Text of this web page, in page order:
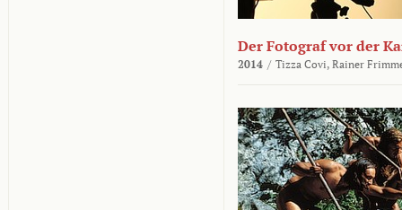
Der Fotograf vor der
2014 / Tizza Covi, Rainer